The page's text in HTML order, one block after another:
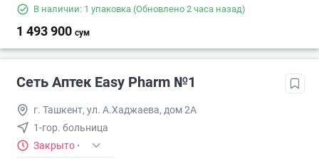
В наличии: 1 упаковка (Обновлено 2 часа назад)
1 493 900 сум
Сеть Аптек Easy Pharm №1
г. Ташкент, ул. А.Хаджаева, дом 2А
1-гор. больница
Закрыто ·